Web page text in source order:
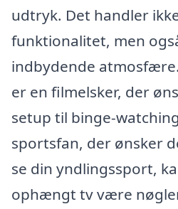
udtryk. Det handler
funktionalitet, men
indbydende
er en filmelsker, der
setup til binge-
sportsfan, der ønsker
se din yndlingssport,
ophængt tv være